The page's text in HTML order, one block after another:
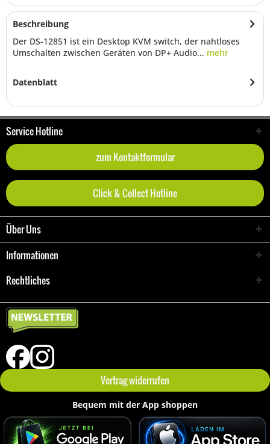
Beschreibung
Der DS-12851 ist ein Desktop KVM switch, der nahtloses
Umschalten zwischen Geräten von DP+ Audio... mehr
Datenblatt
Service Hotline
zum Kontaktformular
Click & Collect Hotline
Über Uns
Informationen
Rechtliches
Vertrag widerrufen
Bequem mit der App shoppen